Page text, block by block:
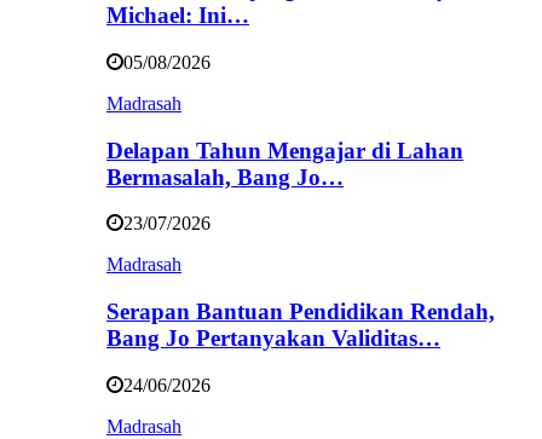
Michael: Ini…
05/08/2026
Madrasah
Delapan Tahun Mengajar di Lahan
Bermasalah, Bang Jo…
23/07/2026
Madrasah
Serapan Bantuan Pendidikan Rendah,
Bang Jo Pertanyakan Validitas…
24/06/2026
Madrasah